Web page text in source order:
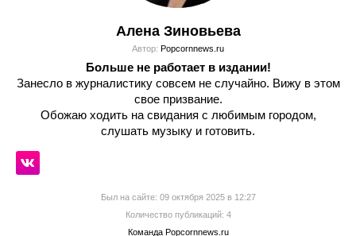
Алена Зиновьева
Автор: Popcornnews.ru
Больше не работает в издании!
Занесло в журналистику совсем не случайно. Вижу в этом
свое призвание.
Обожаю ходить на свидания с любимым городом,
слушать музыку и готовить.
Был на сайте: 09 октября 2025 в 12:27
Количество публикаций: 4
Команда Popcornnews.ru